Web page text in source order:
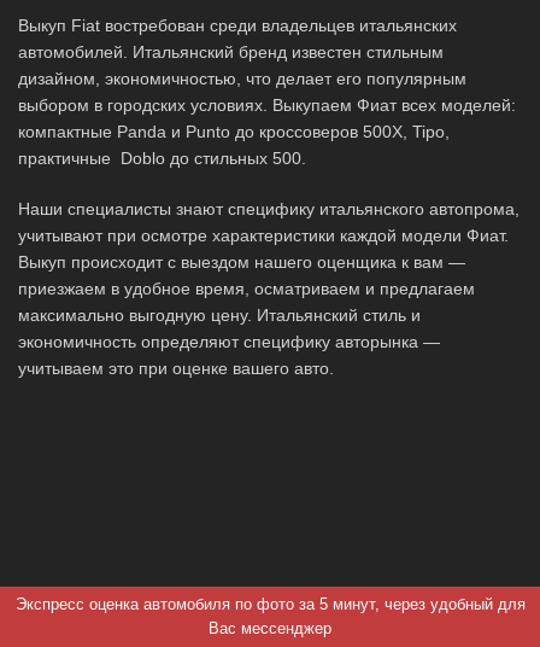
Выкуп Fiat востребован среди владельцев итальянских
автомобилей. Итальянский бренд известен стильным
дизайном, экономичностью, что делает его популярным
выбором в городских условиях. Выкупаем Фиат всех моделей:
компактные Panda и Punto до кроссоверов 500X, Tipo,
практичные Doblo до стильных 500.
Наши специалисты знают специфику итальянского автопрома,
учитывают при осмотре характеристики каждой модели Фиат.
Выкуп происходит с выездом нашего оценщика к вам —
приезжаем в удобное время, осматриваем и предлагаем
максимально выгодную цену. Итальянский стиль и
экономичность определяют специфику авторынка —
учитываем это при оценке вашего авто.
Экспресс оценка автомобиля по фото за 5 минут, через удобный для
Вас мессенджер